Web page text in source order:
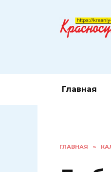
Главная
ГЛАВНАЯ »